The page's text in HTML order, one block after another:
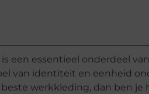
een essentieel onderdeel
van identiteit en eenheid
werkkleding, dan ben je